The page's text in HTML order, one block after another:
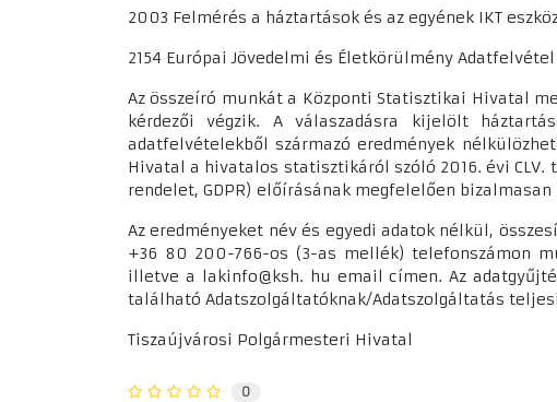
2003 Felmérés a háztartások és az egyének IKT
2154 Európai Jövedelmi és Életkörülmény
Az összeíró munkát a Központi Statisztikai Hivatal
kérdezői végzik. A válaszadásra kijelölt
adatfelvételekből származó eredmények
Hivatal a hivatalos statisztikáról szóló 2016. évi CLV.
rendelet, GDPR) előírásának megfelelően
Az eredményeket név és egyedi adatok nélkül,
+36 80 200-766-os (3-as mellék) telefonszámon
illetve a lakinfo@ksh. hu email címen. Az
található Adatszolgáltatóknak/Adatszolgáltatás
Tiszaújvárosi Polgármesteri Hivatal
0